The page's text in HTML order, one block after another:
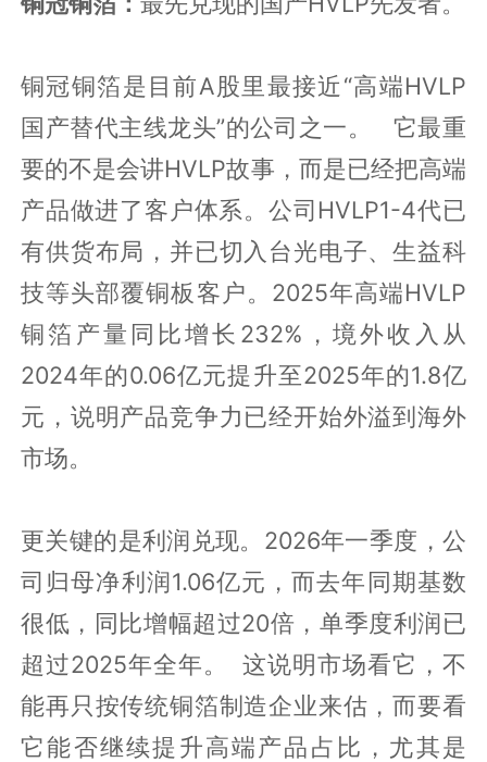
铜冠铜箔是目前A股里最接近“高端HVLP
国产替代主线龙头”的公司之一。 它最重
要的不是会讲HVLP故事，而是已经把高端
产品做进了客户体系。公司HVLP1-4代已
有供货布局，并已切入台光电子、生益科
技等头部覆铜板客户。2025年高端HVLP
铜箔产量同比增长232%，境外收入从
2024年的0.06亿元提升至2025年的1.8亿
元，说明产品竞争力已经开始外溢到海外
市场。
更关键的是利润兑现。2026年一季度，公
司归母净利润1.06亿元，而去年同期基数
很低，同比增幅超过20倍，单季度利润已
超过2025年全年。 这说明市场看它，不
能再只按传统铜箔制造企业来估，而要看
它能否继续提升高端产品占比，尤其是